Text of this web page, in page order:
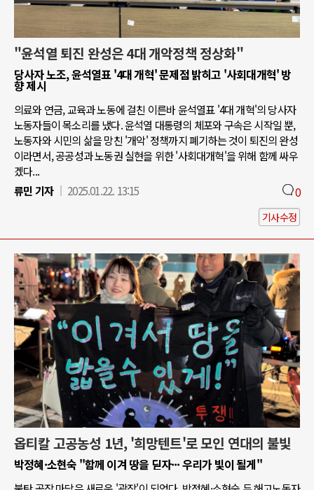
"윤석열 퇴진 완성은 4대 개악정책 정상화"
당사자 노조, 윤석열표 '4대 개혁' 문제점 밝히고 '사회대개혁' 방
향 제시
의료와 연금, 교육과 노동에 걸친 이른바 윤석열표 '4대 개혁'의 당사자
노동자들이 목소리를 냈다. 윤석열 대통령의 체포와 구속은 시작일 뿐,
노동자와 시민의 삶을 망친 '개악' 정책까지 폐기하는 것이 퇴진의 완성
이라면서, 공공성과 노동권 실현을 위한 '사회대개혁'을 위해 함께 싸우
겠다...
류민 기자
2025.01.22. 13:15 0
기사수정
옵티칼 고공농성 1년, '희망텐트'로 모인 연대의 불빛
박정혜·소현숙 "함께 이겨 땅을 딛자··· 우리가 빛이 될게"